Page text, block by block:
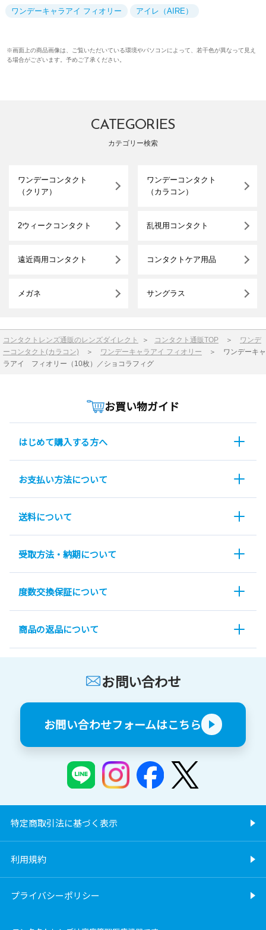
ワンデーキャラアイ フィオリー アイレ（AIRE）
※画面上の商品画像は、ご覧いただいている環境やパソコンによって、若干色が異なって見え
る場合がございます。予めご了承ください。
CATEGORIES
カテゴリー検索
ワンデーコンタクト
（クリア）
ワンデーコンタクト
（カラコン）
2ウィークコンタクト 乱視用コンタクト
遠近両用コンタクト コンタクトケア用品
メガネ サングラス
コンタクトレンズ通販のレンズダイレクト ＞ コンタクト通販TOP ＞ ワンデ
ーコンタクト(カラコン) ＞ ワンデーキャラアイ フィオリー ＞ ワンデーキャ
ラアイ フィオリー（10枚）／ショコラフィグ
お買い物ガイド
はじめて購入する方へ
お支払い方法について
送料について
受取方法・納期について
度数交換保証について
商品の返品について
お問い合わせ
お問い合わせフォームはこちら
特定商取引法に基づく表示
利用規約
プライバシーポリシー